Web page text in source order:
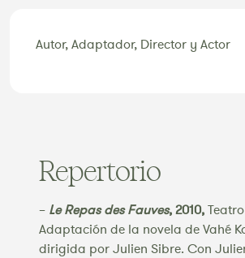
Autor, Adaptador, Director y Actor
Repertorio
– Le Repas des Fauves, 2010,
Adaptación de la novela de Vahé
dirigida por Julien Sibre. Con